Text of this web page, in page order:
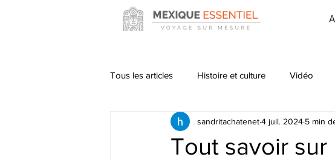
Tous les articles Histoire et culture Vidéo
Tout savoir
sandritachatenet4 juil. 2024 5 min